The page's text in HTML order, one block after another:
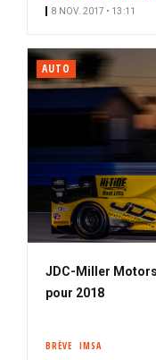
8 NOV. 2017 • 13:11
AUTO
JDC-Miller
pour 2018
BRÈVE IMSA